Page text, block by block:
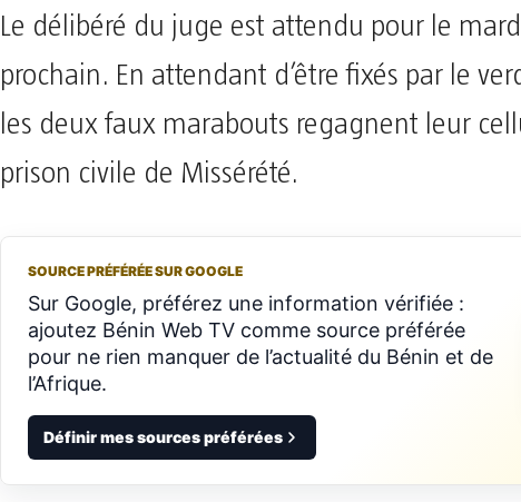
Le délibéré du juge est attendu pour le mardi
prochain. En attendant d’être fixés par le
les deux faux marabouts regagnent leur
prison civile de Missérété.
SOURCE PRÉFÉRÉE SUR GOOGLE
Sur Google, préférez une information vérifiée :
ajoutez Bénin Web TV comme source préférée
pour ne rien manquer de l’actualité du Bénin et de
l’Afrique.
Définir mes sources préférées